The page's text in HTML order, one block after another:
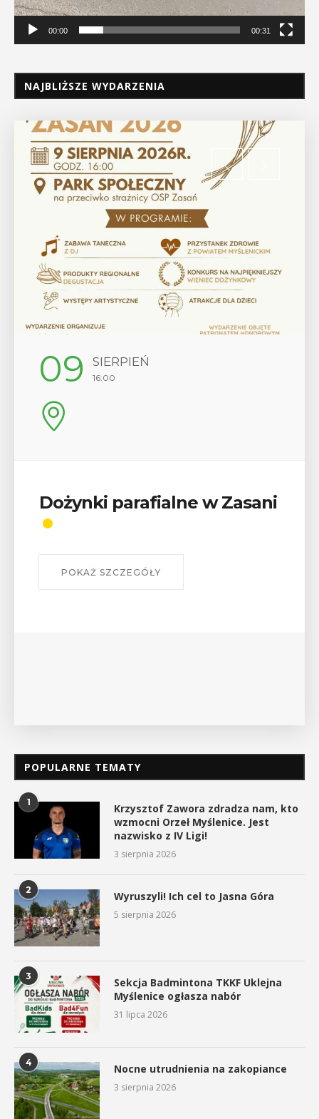
00:00 00:31
NAJBLIŻSZE WYDARZENIA
09 SIERPIEŃ
16:00
Dożynki parafialne w Zasani
POKAŻ SZCZEGÓŁY
POPULARNE TEMATY
1
Krzysztof Zawora zdradza nam, kto
wzmocni Orzeł Myślenice. Jest
nazwisko z IV Ligi!
3 sierpnia 2026
2 Wyruszyli! Ich cel to Jasna Góra
5 sierpnia 2026
3
Sekcja Badmintona TKKF Uklejna
Myślenice ogłasza nabór
31 lipca 2026
4 Nocne utrudnienia na zakopiance
3 sierpnia 2026